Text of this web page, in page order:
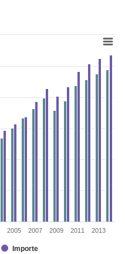
Importe
2005 2007 2009 2011 2013